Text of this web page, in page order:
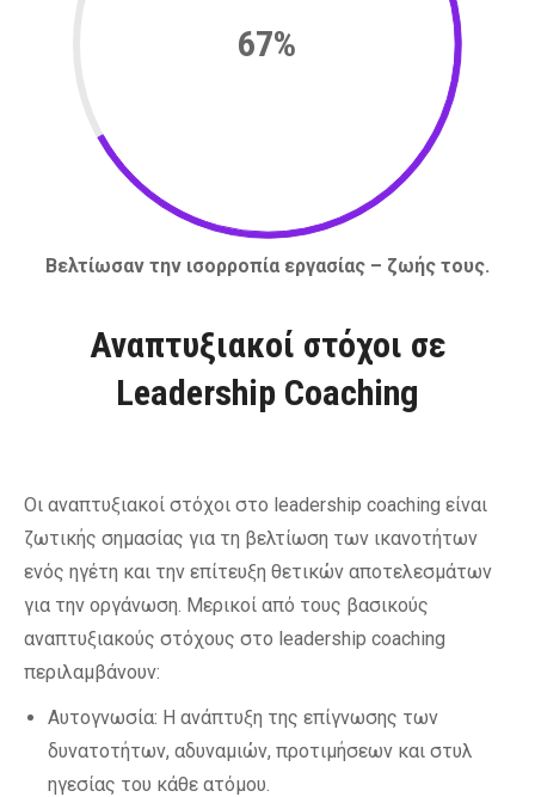
67%
Βελτίωσαν την ισορροπία εργασίας – ζωής τους.
Αναπτυξιακοί στόχοι σε
Leadership Coaching
Οι αναπτυξιακοί στόχοι στο leadership coaching είναι
ζωτικής σημασίας για τη βελτίωση των ικανοτήτων
ενός ηγέτη και την επίτευξη θετικών αποτελεσμάτων
για την οργάνωση. Μερικοί από τους βασικούς
αναπτυξιακούς στόχους στο leadership coaching
περιλαμβάνουν:
Αυτογνωσία: Η ανάπτυξη της επίγνωσης των
δυνατοτήτων, αδυναμιών, προτιμήσεων και στυλ
ηγεσίας του κάθε ατόμου.